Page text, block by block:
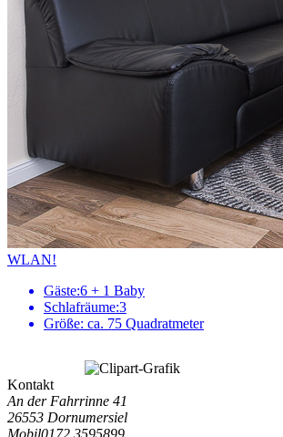
WLAN!
Gäste:6 + 1 Baby
Schlafräume:3
Größe: ca. 75 Quadratmeter
Kontakt
An der Fahrrinne 41
26553 Dornumersiel
Mobil0172 3595899